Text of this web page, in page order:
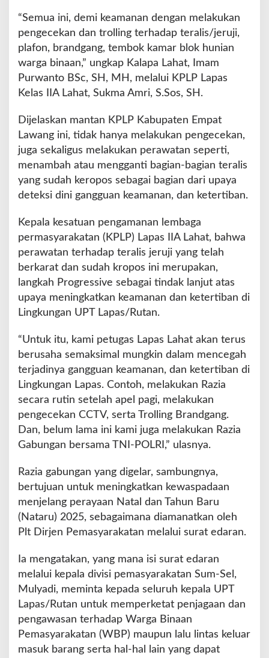
P
a
w
a
P
u
l
a
n
l
W
B
P
“Semua ini, demi keamanan dengan melakukan
pengecekan dan trolling terhadap teralis/jeruji,
plafon, brandgang, tembok kamar blok hunian
warga binaan,” ungkap Kalapa Lahat, Imam
Purwanto BSc, SH, MH, melalui KPLP Lapas
Kelas IIA Lahat, Sukma Amri, S.Sos, SH.
Dijelaskan mantan KPLP Kabupaten Empat
Lawang ini, tidak hanya melakukan pengecekan,
juga sekaligus melakukan perawatan seperti,
menambah atau mengganti bagian-bagian teralis
yang sudah keropos sebagai bagian dari upaya
deteksi dini gangguan keamanan, dan ketertiban.
Kepala kesatuan pengamanan lembaga
permasyarakatan (KPLP) Lapas IIA Lahat, bahwa
perawatan terhadap teralis jeruji yang telah
berkarat dan sudah kropos ini merupakan,
langkah Progressive sebagai tindak lanjut atas
upaya meningkatkan keamanan dan ketertiban di
Lingkungan UPT Lapas/Rutan.
“Untuk itu, kami petugas Lapas Lahat akan terus
berusaha semaksimal mungkin dalam mencegah
terjadinya gangguan keamanan, dan ketertiban di
Lingkungan Lapas. Contoh, melakukan Razia
secara rutin setelah apel pagi, melakukan
pengecekan CCTV, serta Trolling Brandgang.
Dan, belum lama ini kami juga melakukan Razia
Gabungan bersama TNI-POLRI,” ulasnya.
Razia gabungan yang digelar, sambungnya,
bertujuan untuk meningkatkan kewaspadaan
menjelang perayaan Natal dan Tahun Baru
(Nataru) 2025, sebagaimana diamanatkan oleh
Plt Dirjen Pemasyarakatan melalui surat edaran.
Ia mengatakan, yang mana isi surat edaran
melalui kepala divisi pemasyarakatan Sum-Sel,
Mulyadi, meminta kepada seluruh kepala UPT
Lapas/Rutan untuk memperketat penjagaan dan
pengawasan terhadap Warga Binaan
Pemasyarakatan (WBP) maupun lalu lintas keluar
masuk barang serta hal-hal lain yang dapat